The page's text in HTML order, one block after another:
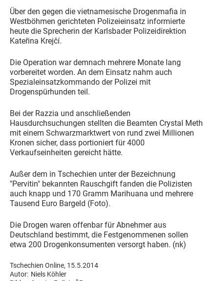
Über den gegen die vietnamesische Drogenmafia in
Westböhmen gerichteten Polizeieinsatz informierte
heute die Sprecherin der Karlsbader Polizeidirektion
Kateřina Krejčí.
Die Operation war demnach mehrere Monate lang
vorbereitet worden. An dem Einsatz nahm auch
Spezialeinsatzkommando der Polizei mit
Drogenspürhunden teil.
Bei der Razzia und anschließenden
Hausdurchsuchungen stellten die Beamten Crystal Meth
mit einem Schwarzmarktwert von rund zwei Millionen
Kronen sicher, dass portioniert für 4000
Verkaufseinheiten gereicht hätte.
Außer dem in Tschechien unter der Bezeichnung
"Pervitin" bekannten Rauschgift fanden die Polizisten
auch knapp und 170 Gramm Marihuana und mehrere
Tausend Euro Bargeld (Foto).
Die Drogen waren offenbar für Abnehmer aus
Deutschland bestimmt, die Festgenommenen sollen
etwa 200 Drogenkonsumenten versorgt haben. (nk)
Tschechien Online, 15.5.2014
Autor: Niels Köhler